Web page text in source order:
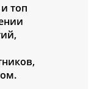
топ